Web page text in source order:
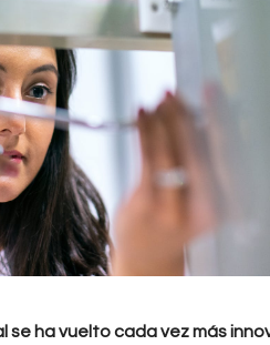
se ha vuelto cada vez más